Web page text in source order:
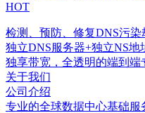
HOT
检测、预防、修复DNS污染
独立DNS服务器+独立NS地
独享带宽，全透明的端到端
关于我们
公司介绍
专业的全球数据中心基础服